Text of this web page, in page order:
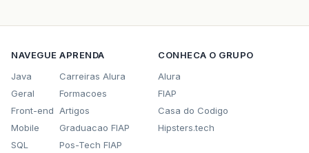
NAVEGUE
Java
Geral
Front-end
Mobile
SQL
APRENDA
Carreiras Alura
Formacoes
Artigos
Graduacao FIAP
Pos-Tech FIAP
CONHECA O GRUPO
Alura
FIAP
Casa do Codigo
Hipsters.tech